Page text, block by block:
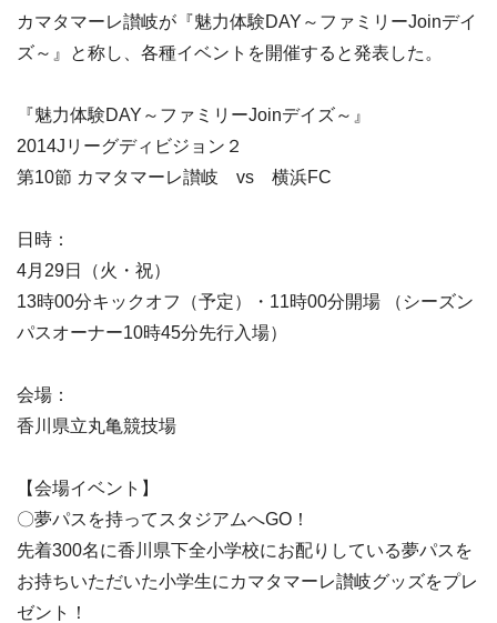
カマタマーレ讃岐が『魅力体験DAY～ファミリーJoinデイ
ズ～』と称し、各種イベントを開催すると発表した。
『魅力体験DAY～ファミリーJoinデイズ～』
2014Jリーグディビジョン２
第10節 カマタマーレ讃岐 vs 横浜FC
日時：
4月29日（火・祝）
13時00分キックオフ（予定）・11時00分開場 （シーズン
パスオーナー10時45分先行入場）
会場：
香川県立丸亀競技場
【会場イベント】
〇夢パスを持ってスタジアムへGO！
先着300名に香川県下全小学校にお配りしている夢パスを
お持ちいただいた小学生にカマタマーレ讃岐グッズをプレ
ゼント！